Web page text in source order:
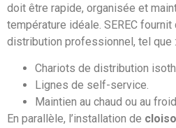
doit être rapide, organisée et
température idéale. SEREC
distribution professionnel, tel que :
Chariots de distribution
Lignes de self-service.
Maintien au chaud ou au
En parallèle, l’installation de